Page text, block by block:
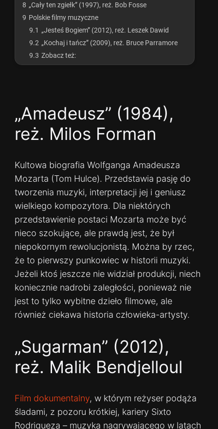
8 „Cały ten zgiełk” (1997), reż. Bob Fosse
9 Polskie filmy muzyczne
9.1 „Jesteś Bogiem” (2012), reż. Leszek Dawid
9.2 „Kochaj i tańcz” (2009), reż. Bruce Parramore
9.3 Zobacz też:
„Amadeusz” (1984),
reż. Milos Forman
Kultowa biografia Wolfganga Amadeusza
Mozarta (Tom Hulce). Przedstawia pasję do
tworzenia muzyki, interpretacji jej i geniusz
wielkiego kompozytora. Dla niektórych
przedstawienie postaci Mozarta może być
nieco szokujące, ale prawdą jest, że był
niepokornym rewolucjonistą. Można by rzec,
że to pierwszy punkowiec w historii muzyki.
Jeżeli ktoś jeszcze nie widział produkcji, niech
koniecznie nadrobi zaległości, ponieważ nie
jest to tylko wybitne dzieło filmowe, ale
również ciekawa historia człowieka-artysty.
„Sugarman” (2012),
reż. Malik Bendjelloul
Film dokumentalny, w którym reżyser podąża
śladami, z pozoru krótkiej, kariery Sixto
Rodrigueza – muzyka nagrywającego w latach